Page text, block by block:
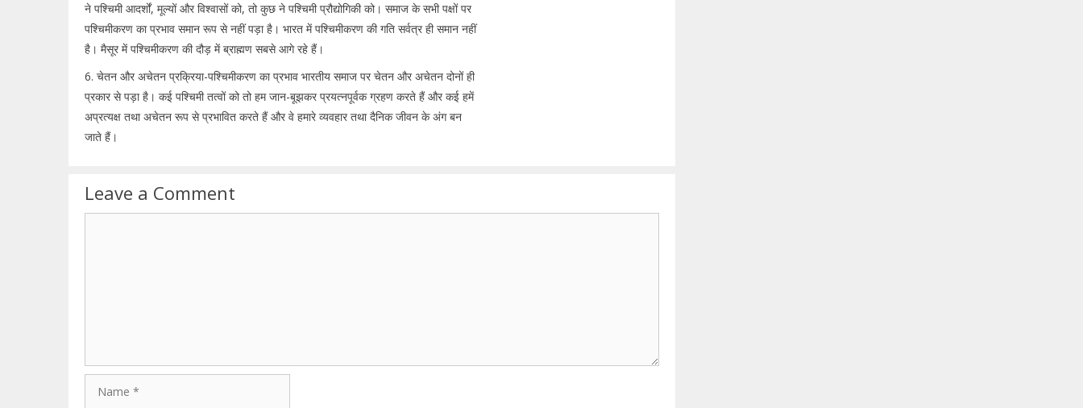
ने पश्चिमी आदर्शों, मूल्यों और विश्वासों को, तो कुछ ने पश्चिमी प्रौद्योगिकी को। समाज के सभी पक्षों पर
पश्चिमीकरण का प्रभाव समान रूप से नहीं पड़ा है। भारत में पश्चिमीकरण की गति सर्वत्र ही समान नहीं
है। मैसूर में पश्चिमीकरण की दौड़ में ब्राह्मण सबसे आगे रहे हैं।
6. चेतन और अचेतन प्रक्रिया-पश्चिमीकरण का प्रभाव भारतीय समाज पर चेतन और अचेतन दोनों ही
प्रकार से पड़ा है। कई पश्चिमी तत्वों को तो हम जान-बूझकर प्रयत्नपूर्वक ग्रहण करते हैं और कई हमें
अप्रत्यक्ष तथा अचेतन रूप से प्रभावित करते हैं और वे हमारे व्यवहार तथा दैनिक जीवन के अंग बन
जाते हैं।
Leave a Comment